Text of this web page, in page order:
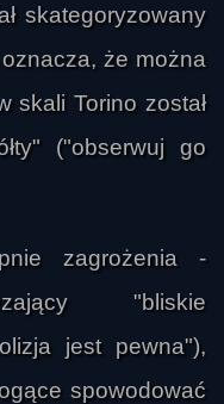
skategoryzowany
że można
skali Torino został
("obserwuj go
zagrożenia -
"bliskie
jest pewna"),
spowodować